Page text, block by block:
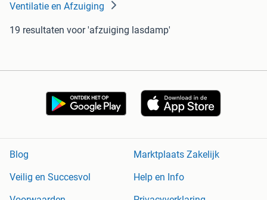
Ventilatie en Afzuiging
19 resultaten voor 'afzuiging lasdamp'
Blog
Marktplaats Zakelijk
Veilig en Succesvol
Help en Info